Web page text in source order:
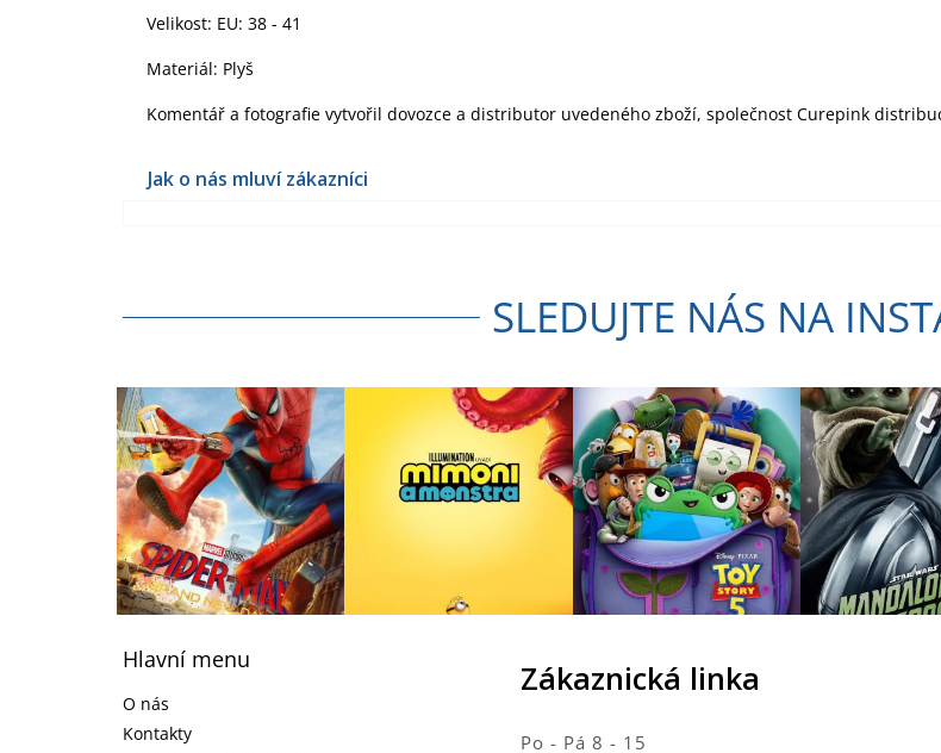
Velikost: EU: 38 - 41
Materiál: Plyš
Komentář a fotografie vytvořil dovozce a distributor uvedeného zboží, společnost Curepink
SLEDUJTE NÁS NA
Hlavní menu
O nás
Kontakty
Zákaznická linka
Po - Pá 8 - 15